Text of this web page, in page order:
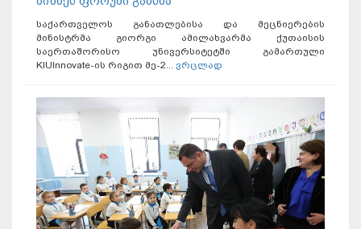
საქართველოს განათლებისა და მეცნიერების
მინისტრმა გიორგი ამილახვარმა ქუთაისის
საერთაშორისო უნივერსიტეტში გამართული
KIUInnovate-ის რიგით მე-2... ვრცლად